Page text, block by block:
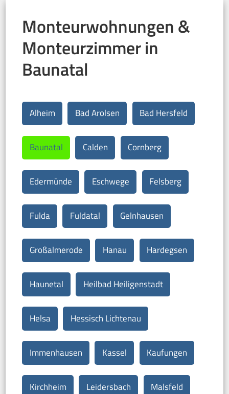
Monteurwohnungen &
Monteurzimmer in
Baunatal
Alheim Bad Arolsen Bad Hersfeld
Baunatal Calden Cornberg
Edermünde Eschwege Felsberg
Fulda Fuldatal Gelnhausen
Großalmerode Hanau Hardegsen
Haunetal Heilbad Heiligenstadt
Helsa Hessisch Lichtenau
Immenhausen Kassel Kaufungen
Kirchheim Leidersbach Malsfeld